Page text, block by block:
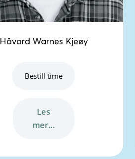
Håvard Warnes Kjeøy
Bestill time
les
mer...